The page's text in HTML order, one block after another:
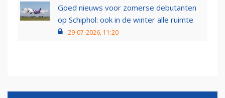
Goed nieuws voor zomerse debutanten
op Schiphol: ook in de winter alle ruimte
29-07-2026, 11:20